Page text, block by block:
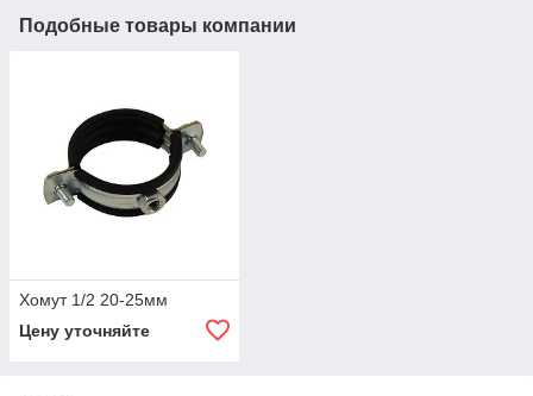
Подобные товары компании
Хомут 1/2 20-25мм
Цену уточняйте